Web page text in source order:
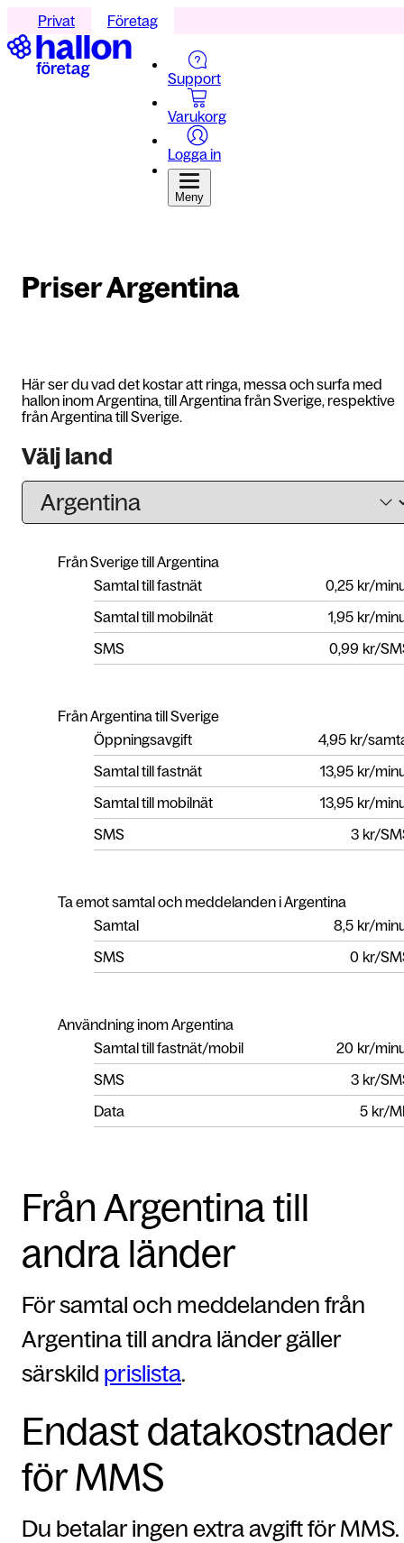
Privat Företag
Support
Varukorg
Logga in
Meny
Priser Argentina
Här ser du vad det kostar att ringa, messa och surfa med
hallon inom Argentina, till Argentina från Sverige, respektive
från Argentina till Sverige.
Välj land
Från Sverige till Argentina
Samtal till fastnät
0,25 kr/
Samtal till mobilnät
1,95 kr/
SMS
0,99 kr/
Från Argentina till Sverige
Öppningsavgift
4,95 kr/
Samtal till fastnät
13,95 kr/
Samtal till mobilnät
13,95 kr/
SMS
3 kr/
Ta emot samtal och meddelanden i Argentina
Samtal
8,5 kr/
SMS
0 kr/
Användning inom Argentina
Samtal till fastnät/mobil
20 kr/
SMS
3 kr/
Data
5 kr/
Från Argentina till
andra länder
För samtal och meddelanden från
Argentina till andra länder gäller
särskild prislista.
Endast datakostnader
för MMS
Du betalar ingen extra avgift för MMS.